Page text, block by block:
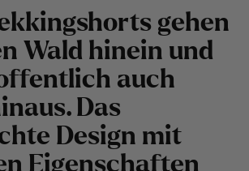
gehen
Wald hinein und
auch
Das
Design mit
Eigenschaften